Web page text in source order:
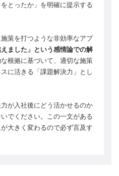
とったか」を明確に提示する
策を打つような非効率なアプ
えました」という感情論での解
な根拠に基づいて、適切な施策
に活きる「課題解決力」とし
が入社後にどう活かせるのか
でください。この一文がある
大きく変わるので必ず言及す